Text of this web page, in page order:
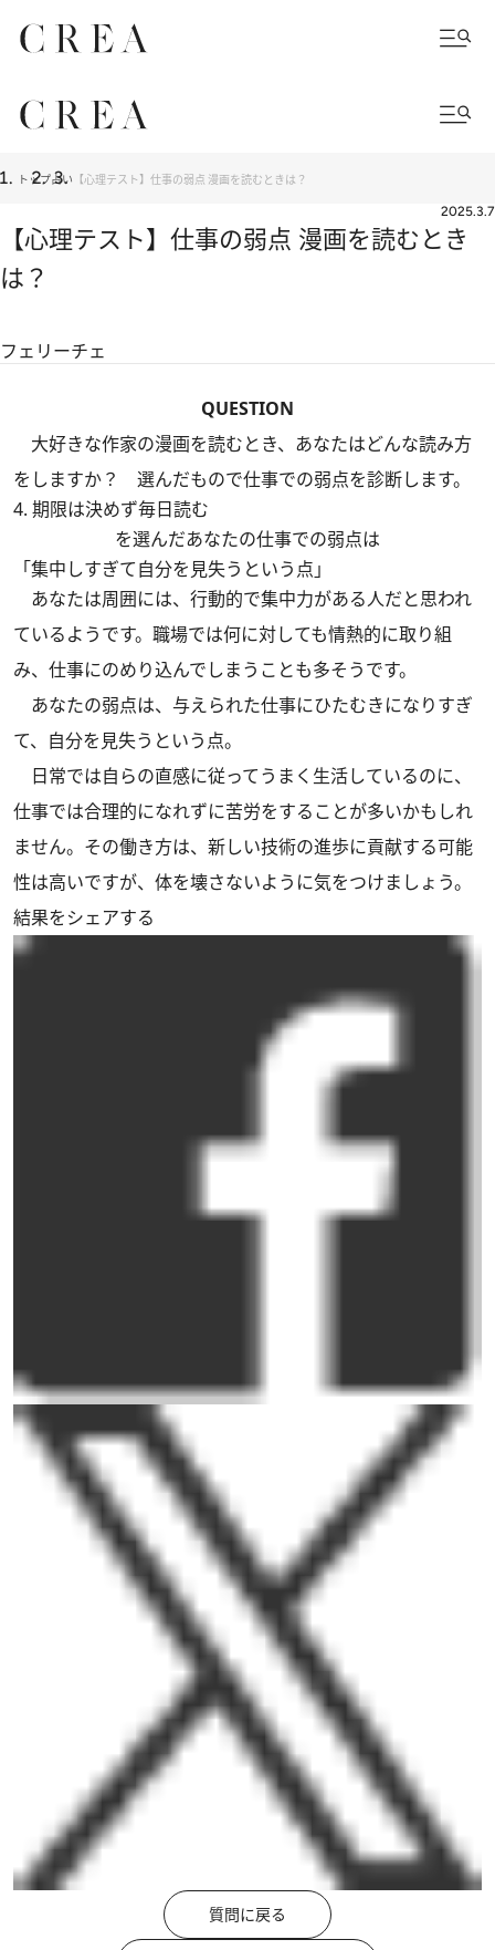
トップ占い 【心理テスト】仕事の弱点 漫画を読むときは？
2025.3.7
【心理テスト】仕事の弱点 漫画を読むとき
は？
フェリーチェ
QUESTION
大好きな作家の漫画を読むとき、あなたはどんな読み方
をしますか？ 選んだもので仕事での弱点を診断します。
4. 期限は決めず毎日読む
を選んだあなたの仕事での弱点は
「集中しすぎて自分を見失うという点」
あなたは周囲には、行動的で集中力がある人だと思われ
ているようです。職場では何に対しても情熱的に取り組
み、仕事にのめり込んでしまうことも多そうです。
あなたの弱点は、与えられた仕事にひたむきになりすぎ
て、自分を見失うという点。
日常では自らの直感に従ってうまく生活しているのに、
仕事では合理的になれずに苦労をすることが多いかもしれ
ません。その働き方は、新しい技術の進歩に貢献する可能
性は高いですが、体を壊さないように気をつけましょう。
結果をシェアする
質問に戻る